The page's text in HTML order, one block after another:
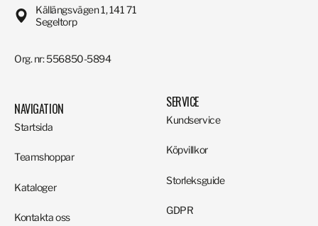
Källängsvägen 1, 141 71
Segeltorp
Org. nr: 556850-5894
NAVIGATION
Startsida
Teamshoppar
Kataloger
Kontakta oss
SERVICE
Kundservice
Köpvillkor
Storleksguide
GDPR